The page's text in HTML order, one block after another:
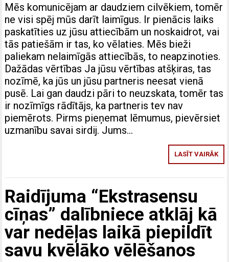
Mēs komunicējam ar daudziem cilvēkiem, tomēr
ne visi spēj mūs darīt laimīgus. Ir pienācis laiks
paskatīties uz jūsu attiecībām un noskaidrot, vai
tās patiešām ir tas, ko vēlaties. Mēs bieži
paliekam nelaimīgās attiecībās, to neapzinoties.
Dažādas vērtības Ja jūsu vērtības atšķiras, tas
nozīmē, ka jūs un jūsu partneris neesat vienā
pusē. Lai gan daudzi pāri to neuzskata, tomēr tas
ir nozīmīgs rādītājs, ka partneris tev nav
piemērots. Pirms pieņemat lēmumus, pievērsiet
uzmanību savai sirdij. Jums…
LASĪT VAIRĀK
Raidījuma “Ekstrasensu
cīņas” dalībniece atklāj kā
var nedēļas laikā piepildīt
savu kvēlāko vēlēšanos